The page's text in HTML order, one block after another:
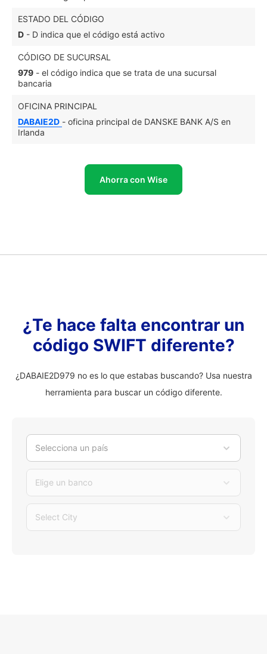
ESTADO DEL CÓDIGO
D - D indica que el código está activo
CÓDIGO DE SUCURSAL
979 - el código indica que se trata de una sucursal
bancaria
OFICINA PRINCIPAL
DABAIE2D - oficina principal de DANSKE BANK A/S en
Irlanda
Ahorra con Wise
¿Te hace falta encontrar un
código SWIFT diferente?
¿DABAIE2D979 no es lo que estabas buscando? Usa nuestra
herramienta para buscar un código diferente.
Selecciona un país
Elige un banco
Select City